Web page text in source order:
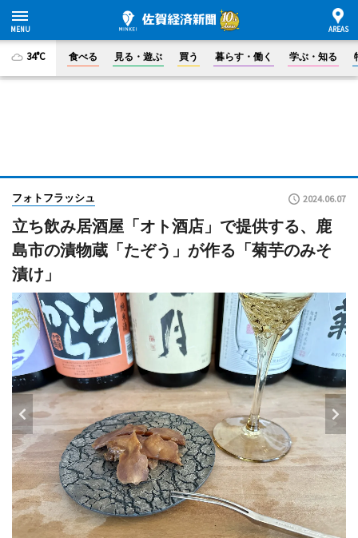
34°C 食べる 見る・遊ぶ 買う 暮らす・働く 学ぶ・知る
フォトフラッシュ 2024.06.07
立ち飲み居酒屋「オト酒店」で提供する、鹿
島市の漬物蔵「たぞう」が作る「菊芋のみそ
漬け」